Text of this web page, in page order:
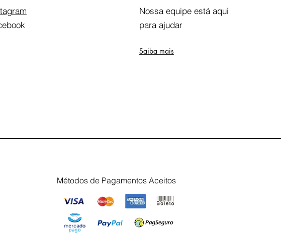
Nossa equipe está aqui
para ajudar
Saiba mais
Métodos de Pagamentos Aceitos